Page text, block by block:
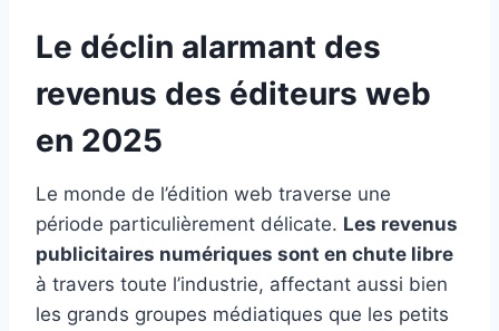
Le déclin alarmant des
revenus des éditeurs web
en 2025
Le monde de l’édition web traverse une
période particulièrement délicate. Les revenus
publicitaires numériques sont en chute libre
à travers toute l’industrie, affectant aussi bien
les grands groupes médiatiques que les petits